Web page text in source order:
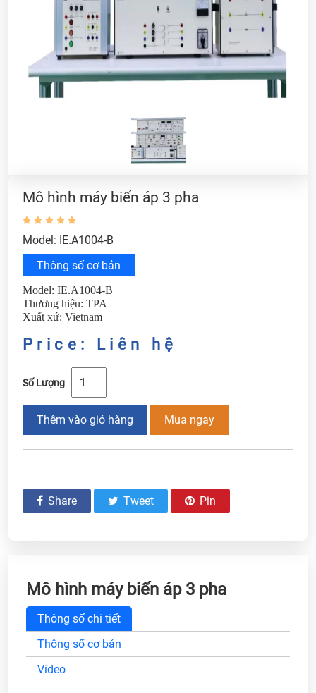
Mô hình máy biến áp 3 pha
Model: IE.A1004-B
Thông số cơ bản
Model: IE.A1004-B
Thương hiệu: TPA
Xuất xứ: Vietnam
Price: Liên hệ
Số Lượng
Thêm vào giỏ hàng Mua ngay
Share Tweet Pin
Mô hình máy biến áp 3 pha
Thông số chi tiết
Thông số cơ bản
Video